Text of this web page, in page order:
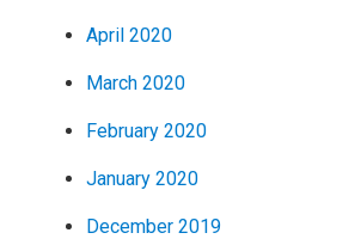
April 2020
March 2020
February 2020
January 2020
December 2019